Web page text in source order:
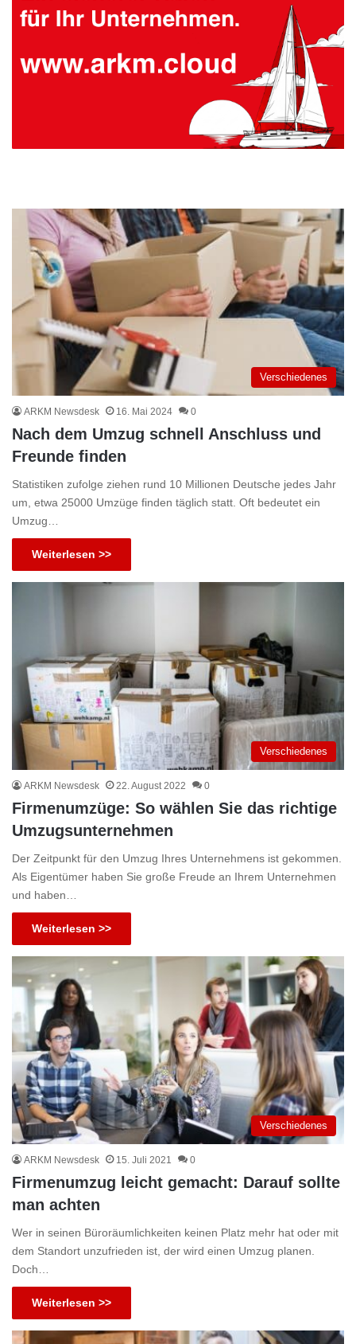
Verschiedenes
ARKM Newsdesk 16. Mai 2024 0
Nach dem Umzug schnell Anschluss und
Freunde finden
Statistiken zufolge ziehen rund 10 Millionen Deutsche jedes Jahr
um, etwa 25000 Umzüge finden täglich statt. Oft bedeutet ein
Umzug…
Weiterlesen >>
Verschiedenes
ARKM Newsdesk 22. August 2022 0
Firmenumzüge: So wählen Sie das richtige
Umzugsunternehmen
Der Zeitpunkt für den Umzug Ihres Unternehmens ist gekommen.
Als Eigentümer haben Sie große Freude an Ihrem Unternehmen
und haben…
Weiterlesen >>
Verschiedenes
ARKM Newsdesk 15. Juli 2021 0
Firmenumzug leicht gemacht: Darauf sollte
man achten
Wer in seinen Büroräumlichkeiten keinen Platz mehr hat oder mit
dem Standort unzufrieden ist, der wird einen Umzug planen.
Doch…
Weiterlesen >>